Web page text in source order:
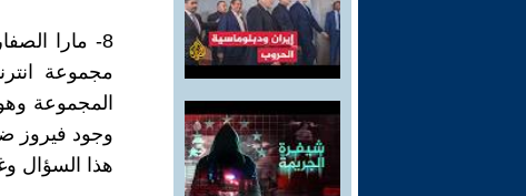
8- مارا
مجموعة
المجموعة
وجود فيروز
هذا السؤال